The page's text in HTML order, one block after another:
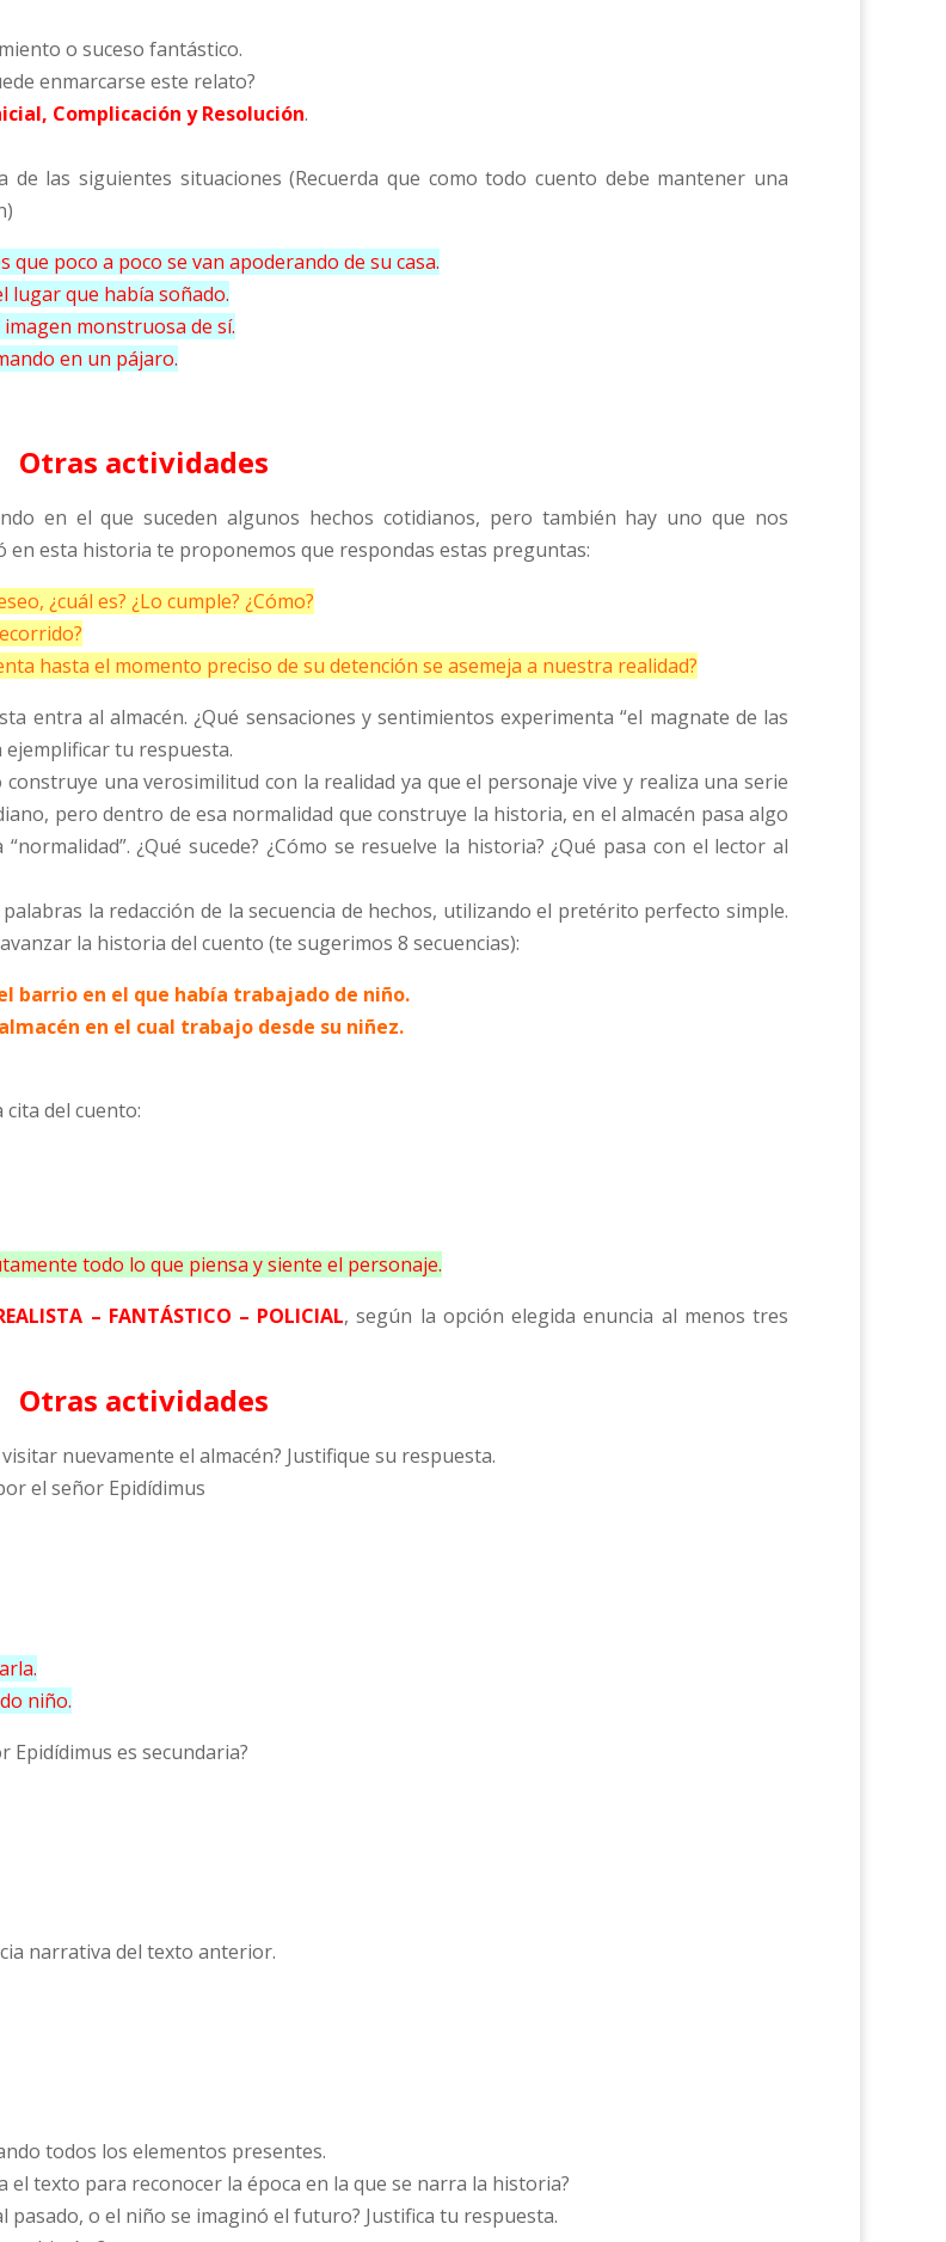
o suceso fantástico.
enmarcarse este relato?
Complicación y Resolución.
las siguientes situaciones (Recuerda que como todo cuento debe mantener una
poco a poco se van apoderando de su casa.
lugar que había soñado.
monstruosa de sí.
en un pájaro.
Otras actividades
en el que suceden algunos hechos cotidianos, pero también hay uno que nos
esta historia te proponemos que respondas estas preguntas:
¿cuál es? ¿Lo cumple? ¿Cómo?
hasta el momento preciso de su detención se asemeja a nuestra realidad?
entra al almacén. ¿Qué sensaciones y sentimientos experimenta “el magnate de las
tu respuesta.
una verosimilitud con la realidad ya que el personaje vive y realiza una serie
pero dentro de esa normalidad que construye la historia, en el almacén pasa algo
¿Qué sucede? ¿Cómo se resuelve la historia? ¿Qué pasa con el lector al
la redacción de la secuencia de hechos, utilizando el pretérito perfecto simple.
la historia del cuento (te sugerimos 8 secuencias):
barrio en el que había trabajado de niño.
en el cual trabajo desde su niñez.
del cuento:
todo lo que piensa y siente el personaje.
– FANTÁSTICO – POLICIAL, según la opción elegida enuncia al menos tres
Otras actividades
nuevamente el almacén? Justifique su respuesta.
el señor Epidídimus
niño.
Epidídimus es secundaria?
narrativa del texto anterior.
todos los elementos presentes.
el texto para reconocer la época en la que se narra la historia?
pasado, o el niño se imaginó el futuro? Justifica tu respuesta.